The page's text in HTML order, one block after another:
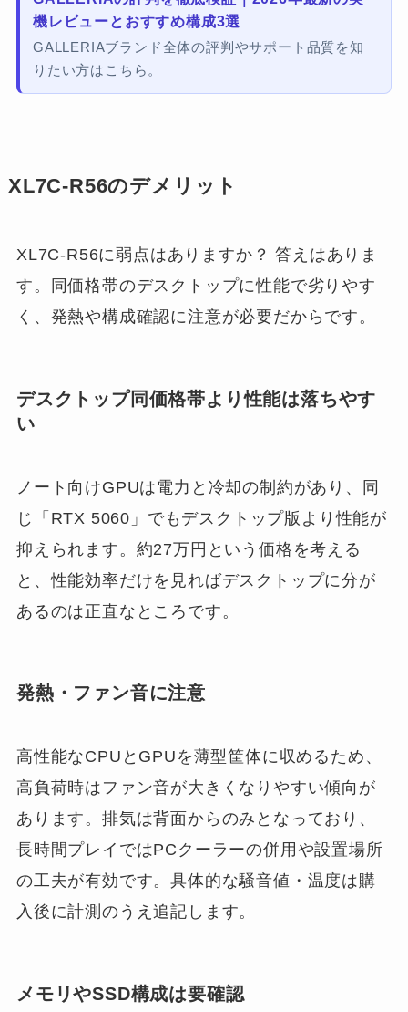
機レビューとおすすめ構成3選
GALLERIAブランド全体の評判やサポート品質を知
りたい方はこちら。
XL7C-R56のデメリット
XL7C-R56に弱点はありますか？ 答えはありま
す。同価格帯のデスクトップに性能で劣りやす
く、発熱や構成確認に注意が必要だからです。
デスクトップ同価格帯より性能は落ちやす
い
ノート向けGPUは電力と冷却の制約があり、同
じ「RTX 5060」でもデスクトップ版より性能が
抑えられます。約27万円という価格を考える
と、性能効率だけを見ればデスクトップに分が
あるのは正直なところです。
発熱・ファン音に注意
高性能なCPUとGPUを薄型筐体に収めるため、
高負荷時はファン音が大きくなりやすい傾向が
あります。排気は背面からのみとなっており、
長時間プレイではPCクーラーの併用や設置場所
の工夫が有効です。具体的な騒音値・温度は購
入後に計測のうえ追記します。
メモリやSSD構成は要確認